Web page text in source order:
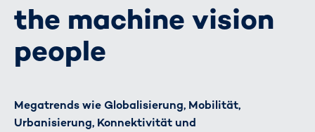
the machine vision
people
Megatrends wie Globalisierung, Mobilität,
Urbanisierung, Konnektivität und